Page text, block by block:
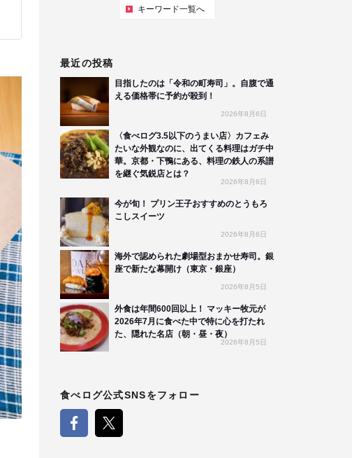
キーワード一覧へ
最近の投稿
目指したのは「令和の町寿司」。自腹で通
える価格帯に予約が殺到！
2026年8月6日
〈食べログ3.5以下のうまい店〉カフェみ
たいな外観なのに、出てくる料理はガチ中
華。京都・下鴨にある、料理の鉄人の系譜
を継ぐ気鋭店とは？
2026年8月6日
今が旬！ プリン王子おすすめのとうもろ
こしスイーツ
2026年8月6日
海外で認められた劇場型おまかせ寿司。銀
座で新たな幕開け（東京・銀座）
2026年8月5日
外食は年間600回以上！ マッキー牧元が
2026年7月に食べた中で特に心を打たれ
た、隠れた名店（朝・昼・夜）
2026年8月5日
食べログ公式SNSをフォロー